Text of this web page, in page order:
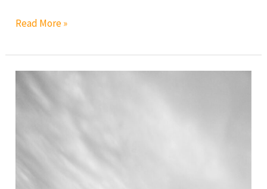
#csuproject
Read More »